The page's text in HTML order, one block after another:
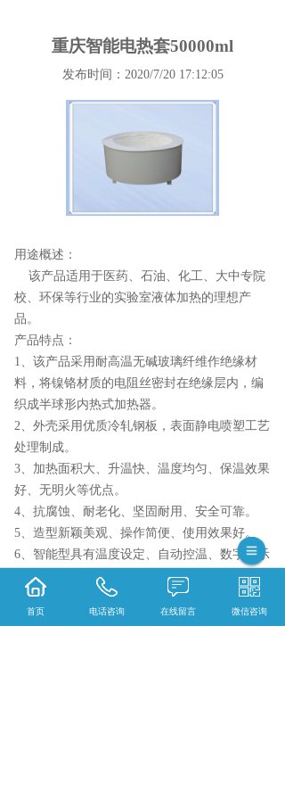
重庆智能电热套50000ml
发布时间：2020/7/20 17:12:05
用途概述：
该产品适用于医药、石油、化工、大中专院
校、环保等行业的实验室液体加热的理想产
品。
产品特点：
1、该产品采用耐高温无碱玻璃纤维作绝缘材
料，将镍铬材质的电阻丝密封在绝缘层内，编
织成半球形内热式加热器。
2、外壳采用优质冷轧钢板，表面静电喷塑工艺
处理制成。
3、加热面积大、升温快、温度均匀、保温效果
好、无明火等优点。
4、抗腐蚀、耐老化、坚固耐用、安全可靠。
5、造型新颖美观、操作简便、使用效果好。
6、智能型具有温度设定、自动控温、数字显示
温度，双传感器测温，可分别测量内芯温度和
物料温度等优点。
7、加热方式： 智能仪表控温。
首页 电话咨询 在线留言 微信咨询